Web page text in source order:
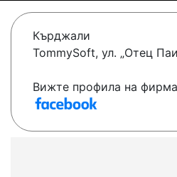
Кърджали
TommySoft, ул. „Отец
Вижте профила на